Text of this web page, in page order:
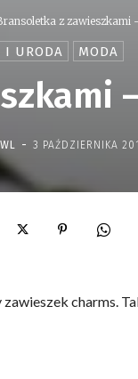
z zawieszkami
I URODA MODA
- 3 PAŹDZIERNIKA
charms.